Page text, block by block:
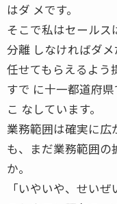
はダ メです。
そこで私はセールス
分離 しなければダ
任せてもらえるよう
すで に十一都道府
こ なしています。
業務範囲は確実に広
も、まだ業務範囲の
か。
「いやいや、せいぜ